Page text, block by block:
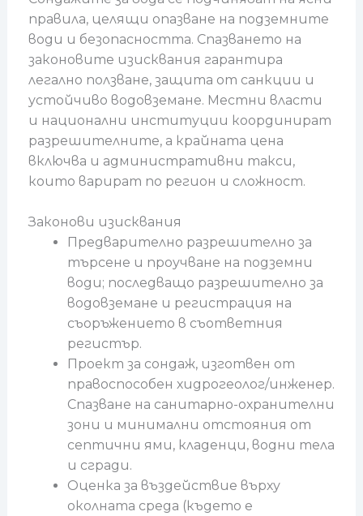
правила, целящи опазване на подземните
води и безопасността. Спазването на
законовите изисквания гарантира
легално ползване, защита от санкции и
устойчиво водовземане. Местни власти
и национални институции координират
разрешителните, а крайната цена
включва и административни такси,
които варират по регион и сложност.
Законови изисквания
Предварително разрешително за
търсене и проучване на подземни
води; последващо разрешително за
водовземане и регистрация на
съоръжението в съответния
регистър.
Проект за сондаж, изготвен от
правоспособен хидрогеолог/инженер.
Спазване на санитарно-охранителни
зони и минимални отстояния от
септични ями, кладенци, водни тела
и сгради.
Оценка за въздействие върху
околната среда (където е